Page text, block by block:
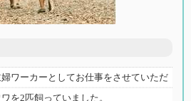
ワーカーとしてお仕事をさせていただ
を2匹飼っていました。